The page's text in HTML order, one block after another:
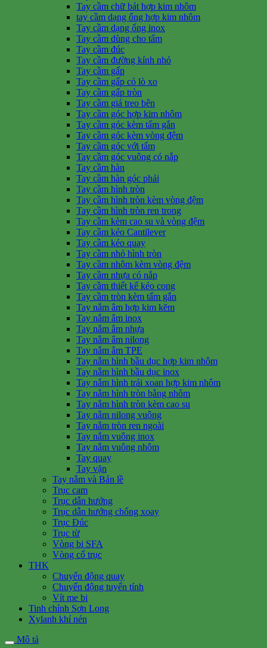
Tay cầm chữ bát hợp kim nhôm
tay cầm dạng ống hợp kim nhôm
Tay cầm dạng ống inox
Tay cầm dùng cho tấm
Tay cầm đúc
Tay cầm đường kính nhỏ
Tay cầm gấp
Tay cầm gấp có lò xo
Tay cầm gấp tròn
Tay cầm giá treo bên
Tay cầm góc hợp kim nhôm
Tay cầm góc kèm tấm gắn
Tay cầm góc kèm vòng đệm
Tay cầm góc với tấm
Tay cầm góc vuông có nắp
Tay cầm hàn
Tay cầm hàn góc phải
Tay cầm hình tròn
Tay cầm hình tròn kèm vòng đệm
Tay cầm hình tròn ren trong
Tay cầm kèm cao su và vòng đệm
Tay cầm kéo Cantilever
Tay cầm kéo quay
Tay cầm nhỏ hình tròn
Tay cầm nhôm kèm vòng đệm
Tay cầm nhựa có nắp
Tay cầm thiết kế kéo cong
Tay cầm tròn kèm tấm gắn
Tay nắm âm hợp kim kẽm
Tay nắm âm inox
Tay nắm âm nhựa
Tay nắm âm nilong
Tay nắm âm TPE
Tay nắm hình bầu dục hợp kim nhôm
Tay nắm hình bầu dục inox
Tay nắm hình trái xoan hợp kim nhôm
Tay nắm hình tròn bằng nhôm
Tay nắm hình tròn kèm cao su
Tay nắm nilong vuông
Tay nắm tròn ren ngoài
Tay nắm vuông inox
Tay nắm vuông nhôm
Tay quay
Tay vặn
Tay nắm và Bản lề
Trục cam
Trục dẫn hướng
Trục dẫn hướng chống xoay
Trục Đúc
Trục từ
Vòng bi SFA
Vòng cổ trục
THK
Chuyển động quay
Chuyển động tuyến tính
Vít me bi
Tinh chỉnh Sơn Long
Xylanh khí nén
Mô tả